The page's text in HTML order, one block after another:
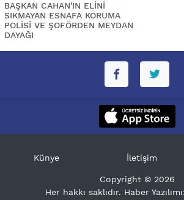
BAŞKAN CAHAN'IN ELİNİ
SIKMAYAN ESNAFA KORUMA
POLİSİ VE ŞOFÖRDEN MEYDAN
DAYAĞI
Künye İletişim
Copyright © 2026
Her hakkı saklıdır. Haber Yazılımı: